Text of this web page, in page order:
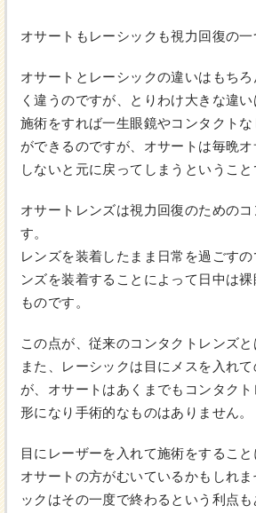
オサートもレーシックも視力回復の一
オサートとレーシックの違いはもち
く違うのですが、とりわけ大きな違
施術をすれば一生眼鏡やコンタクト
ができるのですが、オサートは毎晩
しないと元に戻ってしまうということ
オサートレンズは視力回復のための
す。
レンズを装着したまま日常を過ごす
ンズを装着することによって日中は
ものです。
この点が、従来のコンタクトレンズと
また、レーシックは目にメスを入れ
が、オサートはあくまでもコンタク
形になり手術的なものはありません。
目にレーザーを入れて施術をすること
オサートの方がむいているかもしれ
ックはその一度で終わるという利点も